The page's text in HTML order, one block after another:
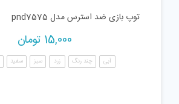
توپ بازی ضد استرس مدل pnd7575
15,000 تومان
آبی چند رنگ زرد سبز سفید